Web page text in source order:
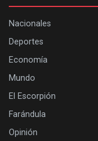
Nacionales
Deportes
Economía
Mundo
El Escorpión
Farándula
Opinión